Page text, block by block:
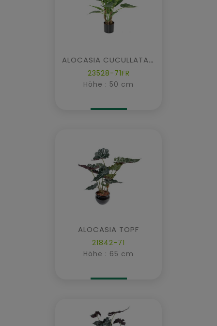
ALOCASIA CUCULLATA FR – Feuerbeständig
23528-71FR
Höhe : 50 cm
ALOCASIA TOPF
21842-71
Höhe : 65 cm